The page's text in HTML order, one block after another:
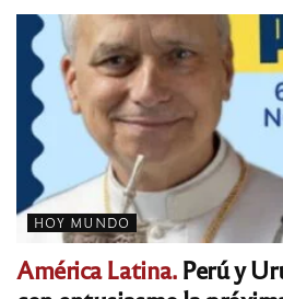
HOY MUNDO
América Latina.Perú y